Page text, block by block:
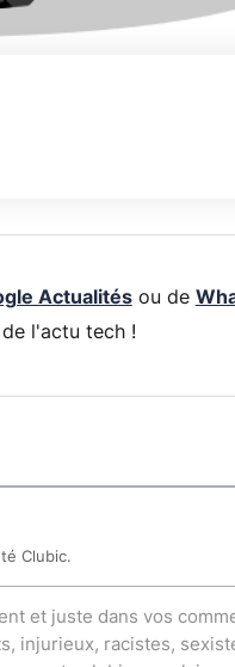
Actualitésou de
l'actu tech !
Clubic.